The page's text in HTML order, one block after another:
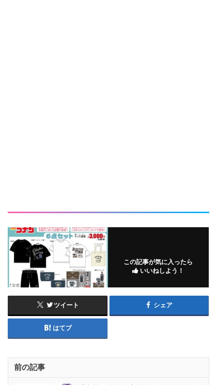
この記事が気に入ったら
いいねしよう！
ツイート シェア
はてブ
前の記事